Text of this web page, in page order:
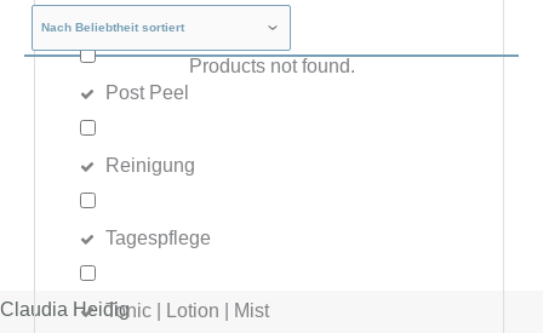
Nachtpflege
Post Peel
Reinigung
Tagespflege
Tonic | Lotion | Mist
Products not found.
Claudia Heidig